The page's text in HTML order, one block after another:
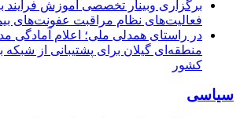
برگزاری وبینار تخصصی آموزش فرایند
فعالیت‌های نظام مراقبت عفونت‌های
در راستای همدلی ملی؛ اعلام آمادگی
منطقه‌ای گیلان برای پشتیبانی از
كشور
سیاسی